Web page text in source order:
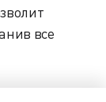
все